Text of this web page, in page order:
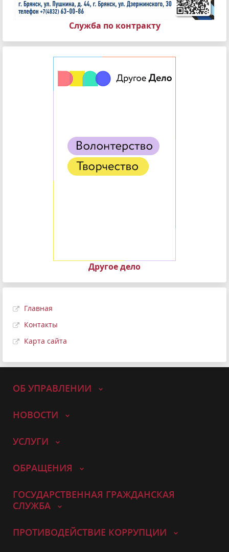
Служба по контракту
Другое дело
Главная
Контакты
Карта сайта
ОБ УПРАВЛЕНИИ
НОВОСТИ
УСЛУГИ
ОБРАЩЕНИЯ
ГОСУДАРСТВЕННАЯ ГРАЖДАНСКАЯ
СЛУЖБА
ПРОТИВОДЕЙСТВИЕ КОРРУПЦИИ